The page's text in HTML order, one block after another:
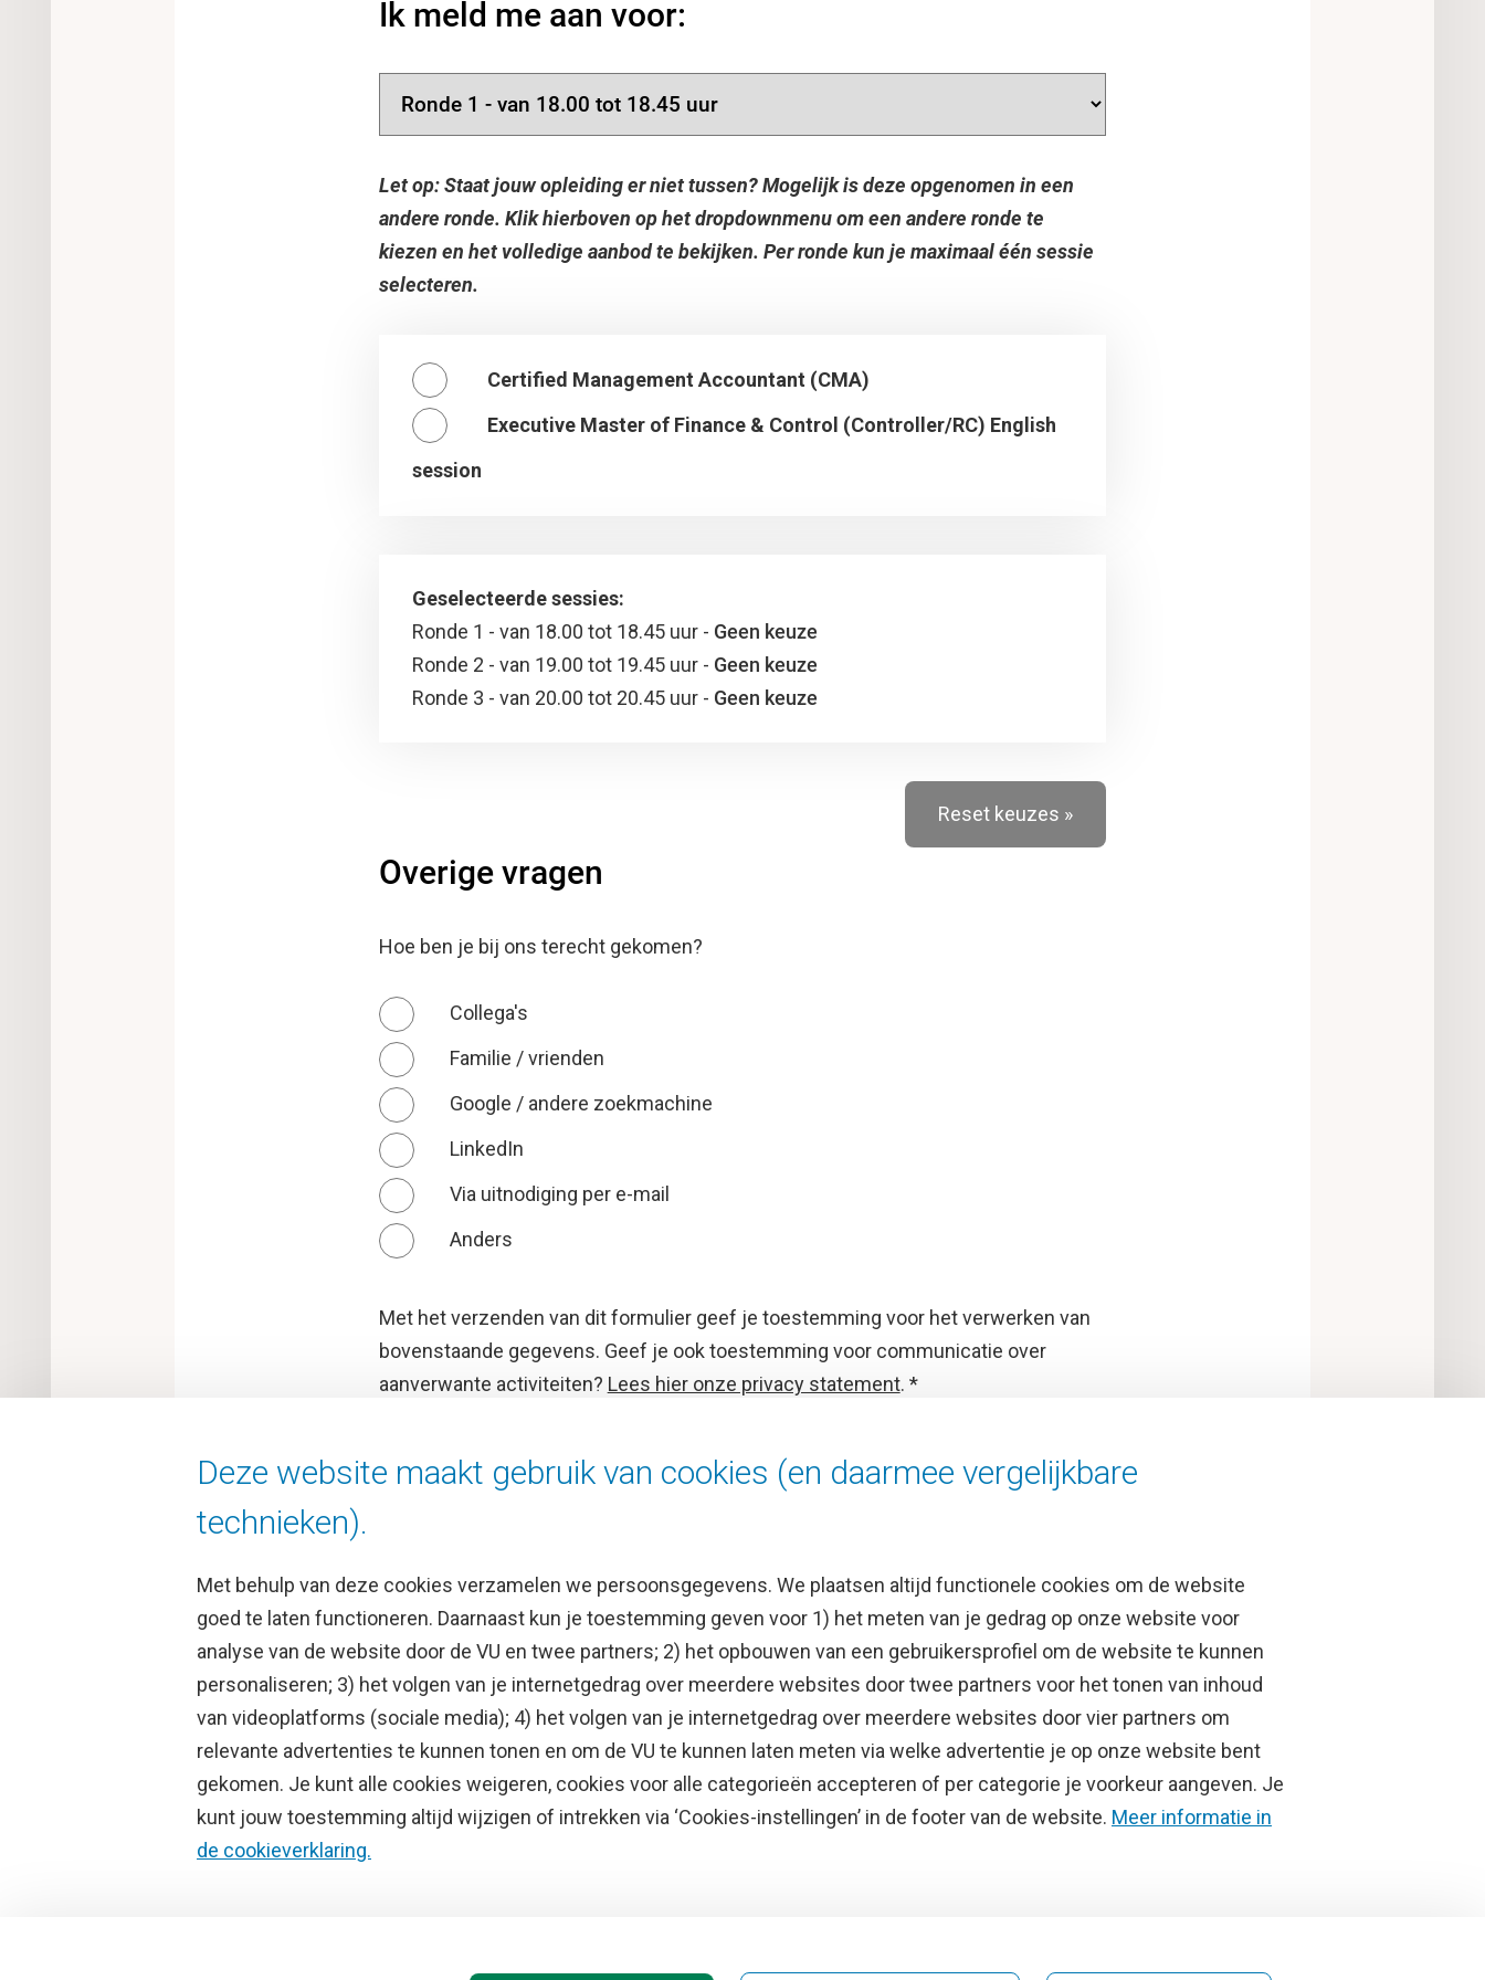
Ik meld me aan voor:
Let op: Staat jouw opleiding er niet tussen? Mogelijk is deze opgenomen in een
andere ronde. Klik hierboven op het dropdownmenu om een andere ronde te
kiezen en het volledige aanbod te bekijken. Per ronde kun je maximaal één sessie
selecteren.
Certified Management Accountant (CMA)
Executive Master of Finance & Control (Controller/RC) English
session
Geselecteerde sessies:
Ronde 1 - van 18.00 tot 18.45 uur - Geen keuze
Ronde 2 - van 19.00 tot 19.45 uur - Geen keuze
Ronde 3 - van 20.00 tot 20.45 uur - Geen keuze
Reset keuzes »
Overige vragen
Hoe ben je bij ons terecht gekomen?
Collega's
Familie / vrienden
Google / andere zoekmachine
LinkedIn
Via uitnodiging per e-mail
Anders
Met het verzenden van dit formulier geef je toestemming voor het verwerken van
bovenstaande gegevens. Geef je ook toestemming voor communicatie over
aanverwante activiteiten? Lees hier onze privacy statement. *
Nee
Deze website maakt gebruik van cookies (en daarmee vergelijkbare
technieken).
Met behulp van deze cookies verzamelen we persoonsgegevens. We plaatsen altijd functionele cookies om de website
goed te laten functioneren. Daarnaast kun je toestemming geven voor 1) het meten van je gedrag op onze website voor
analyse van de website door de VU en twee partners; 2) het opbouwen van een gebruikersprofiel om de website te kunnen
personaliseren; 3) het volgen van je internetgedrag over meerdere websites door twee partners voor het tonen van inhoud
van videoplatforms (sociale media); 4) het volgen van je internetgedrag over meerdere websites door vier partners om
relevante advertenties te kunnen tonen en om de VU te kunnen laten meten via welke advertentie je op onze website bent
gekomen. Je kunt alle cookies weigeren, cookies voor alle categorieën accepteren of per categorie je voorkeur aangeven. Je
kunt jouw toestemming altijd wijzigen of intrekken via ‘Cookies-instellingen’ in de footer van de website. Meer informatie in
de cookieverklaring.
Direct naar
Cultuur op de campus
Universiteitsbibliotheek
Studie
Academische jaarkalender
Studiegids
Uitgelicht
Doneer aan het VUfonds
VU Magazine
Over de VU
Contact en route
Werken bij de VU